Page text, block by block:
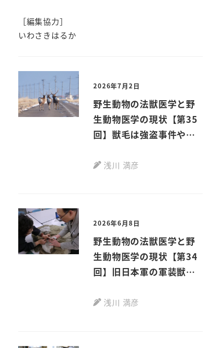
［編集協力］
いわさきはるか
2026年7月2日
野生動物の法獣医学と野
生動物医学の現状【第35
回】獣毛は強盗事件や詐
浅川 満彦
2026年6月8日
野生動物の法獣医学と野
生動物医学の現状【第34
回】旧日本軍の軍装獣毛
浅川 満彦